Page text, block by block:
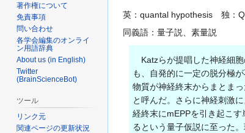
ョ
ン
に
英：quantal hypothesis 独：
同義語：量子説、素量説
Katzらが提唱した神経細胞
も、自発的に一定の脱分極
物質が神経終末からまとま
と呼んだ。さらに神経刺激
経終末にmEPPを引き起こ
るという量子仮説に至った
著作権について
免責事項
問い合わせ
各学会編集のオンライ
ン用語辞典
About us (in English)
Twitter
(BrainScienceBot)
ツール
リンク元
関連ページの更新状況